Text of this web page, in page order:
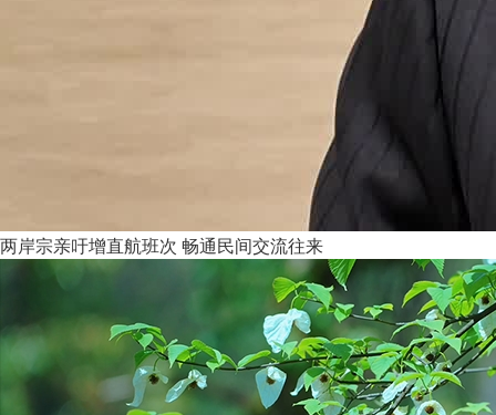
两岸宗亲吁增直航班次 畅通民间交流往来